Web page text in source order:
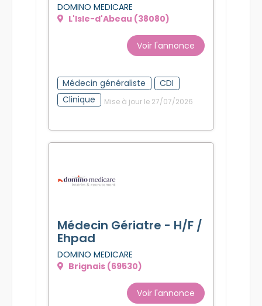
DOMINO MEDICARE
L'Isle-d'Abeau (38080)
Voir l'annonce
Médecin généraliste
CDI
Clinique
Mise à jour le 27/07/2026
Médecin Gériatre - H/F /
Ehpad
DOMINO MEDICARE
Brignais (69530)
Voir l'annonce